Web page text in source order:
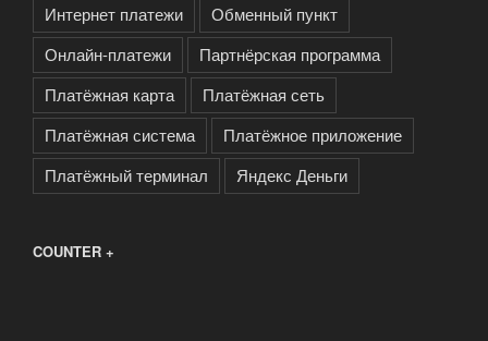
Интернет платежи
Обменный пункт
Онлайн-платежи
Партнёрская программа
Платёжная карта
Платёжная сеть
Платёжная система
Платёжное приложение
Платёжный терминал
Яндекс Деньги
COUNTER +